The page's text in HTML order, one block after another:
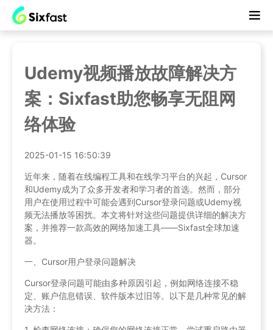
Udemy视频播放故障解决方
案：Sixfast助您畅享无阻网
络体验
2025-01-15 16:50:39
近年来，随着在线编程工具和在线学习平台的兴起，Cursor
和Udemy成为了众多开发者和学习者的首选。然而，部分
用户在使用过程中可能会遇到Cursor登录问题或Udemy视
频无法播放等困扰。本文将针对这些问题提供详细的解决方
案，并推荐一款高效的网络加速工具——Sixfast全球加速
器。
一、Cursor用户登录问题解决
Cursor登录问题可能由多种原因引起，例如网络连接不稳
定、账户信息错误、软件版本过旧等。以下是几种常见的解
决方法：